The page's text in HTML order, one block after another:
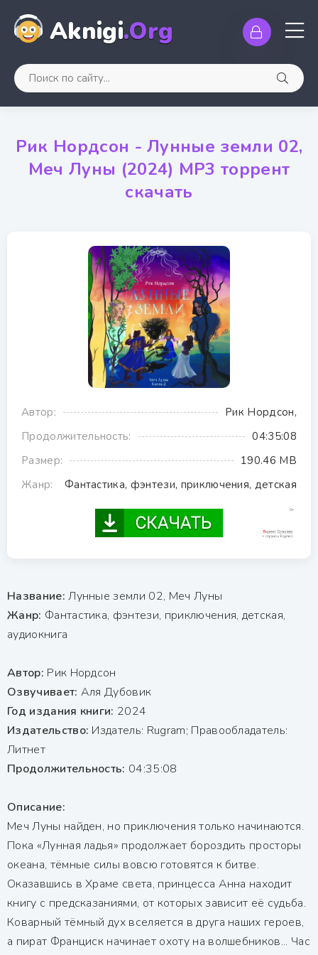
Aknigi.Org
Рик Нордсон - Лунные земли 02,
Меч Луны (2024) МР3 торрент
скачать
Автор:
Рик Нордсон,
Продолжительность:
04:35:08
Размер:
190.46 MB
Жанр:
Фантастика, фэнтези, приключения, детская
Название:Лунные земли 02, Меч Луны
Жанр: Фантастика, фэнтези, приключения, детская,
аудиокнига
Автор: Рик Нордсон
Озвучивает: Аля Дубовик
Год издания книги: 2024
Издательство: Издатель: Rugram; Правообладатель:
Литнет
Продолжительность: 04:35:08
Описание:
Меч Луны найден, но приключения только начинаются.
Пока «Лунная ладья» продолжает бороздить просторы
океана, тёмные силы вовсю готовятся к битве.
Оказавшись в Храме света, принцесса Анна находит
книгу с предсказаниями, от которых зависит её судьба.
Коварный тёмный дух вселяется в друга наших героев,
а пират Франциск начинает охоту на волшебников... Час